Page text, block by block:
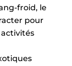
froid, le
pour
activités